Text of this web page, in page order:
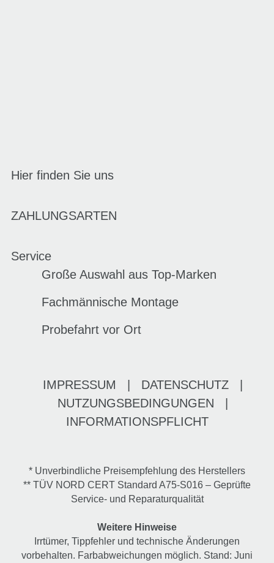
Hier finden Sie uns
ZAHLUNGSARTEN
Service
Große Auswahl aus Top-Marken
Fachmännische Montage
Probefahrt vor Ort
IMPRESSUM DATENSCHUTZ
NUTZUNGSBEDINGUNGEN
INFORMATIONSPFLICHT
* Unverbindliche Preisempfehlung des Herstellers
** TÜV NORD CERT Standard A75-S016 – Geprüfte
Service- und Reparaturqualität
Weitere Hinweise
Irrtümer, Tippfehler und technische Änderungen
vorbehalten. Farbabweichungen möglich. Stand: Juni